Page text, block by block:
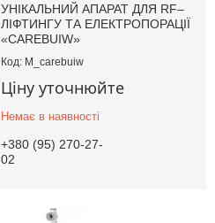
УНІКАЛЬНИЙ АПАРАТ ДЛЯ RF–
ЛІФТИНГУ ТА ЕЛЕКТРОПОРАЦІЇ
«CAREBUIW»
M_carebuiw
Ціну уточнюйте
Немає в наявності
+380 (95) 270-27-
02